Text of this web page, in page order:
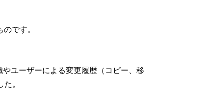
です。
ユーザーによる変更履歴（コピー、移
。